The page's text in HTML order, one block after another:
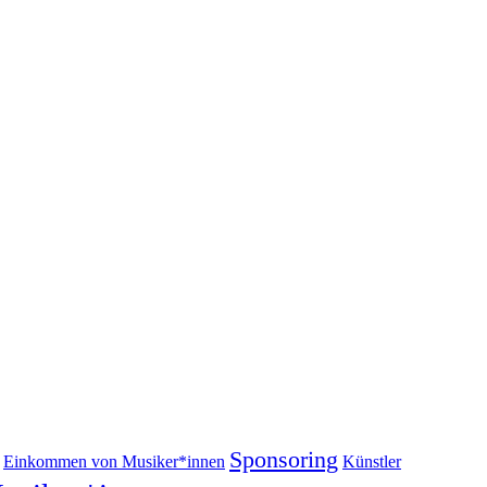
Einkommen von Musiker*innen Sponsoring Künstler